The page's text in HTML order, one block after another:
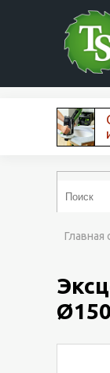
Главная